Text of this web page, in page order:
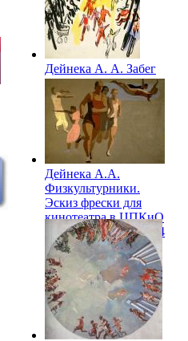
Дейнека А. А. Забег
по бульвару. 1929–
1930 (?)
Дейнека А.А.
Физкультурники.
Эскиз фрески для
кинотеатра в ЦПКиО
им. М. Горького. 1934